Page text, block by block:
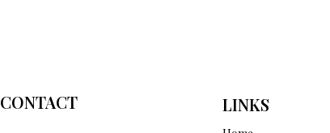
CONTACT LINKS